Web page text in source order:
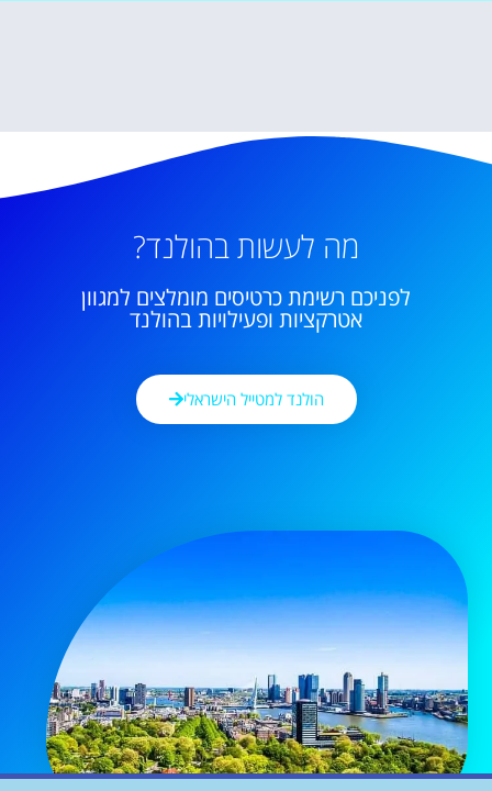
מה לעשות בהולנד?
לפניכם רשימת כרטיסים מומלצים למגוון
אטרקציות ופעילויות בהולנד
הולנד למטייל הישראלי